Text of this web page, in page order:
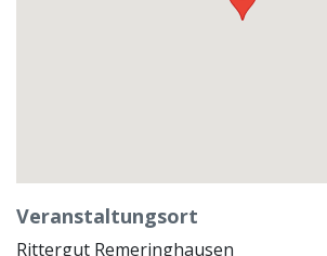
Veranstaltungsort
Rittergut Remeringhausen